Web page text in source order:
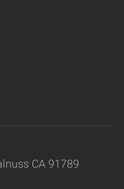
CA 91789